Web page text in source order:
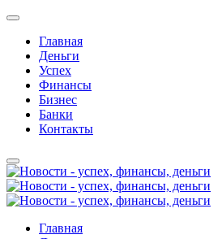
Главная
Деньги
Успех
Финансы
Бизнес
Банки
Контакты
Главная